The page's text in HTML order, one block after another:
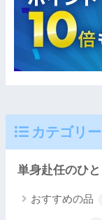
カテゴリー
単身赴任のひ
おすすめの品